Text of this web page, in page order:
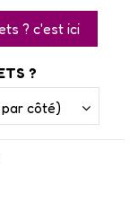
? c'est ici
?